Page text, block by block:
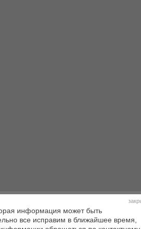
информация может быть
все исправим в ближайшее время,